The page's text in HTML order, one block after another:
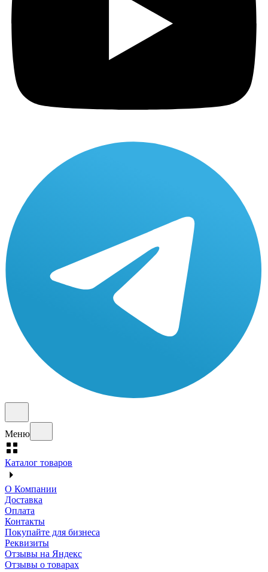
Меню
Каталог товаров
О Компании
Доставка
Оплата
Контакты
Покупайте для бизнеса
Реквизиты
Отзывы на Яндекс
Отзывы о товарах